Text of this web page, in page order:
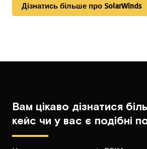
Дізнатись більше про SolarWinds
Вам цікаво дізнатися
кейс чи у вас є подібні